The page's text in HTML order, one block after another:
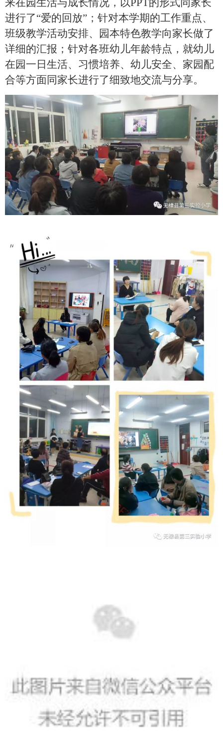
来在园生活与成长情况，以PPT的形式同家长
进行了“爱的回放”； 针对本学期的工作重点、
班级教学活动安排、园本特色教学向家长做了
详细的汇报； 针对各班幼儿年龄特点，就幼儿
在园一日生活、习惯培养、幼儿安全、家园配
合等方面同家长进行了细致地交流与分享。